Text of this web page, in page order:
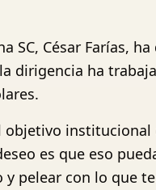
SC, César Farías,
la dirigencia ha
objetivo
es que eso
pelear con lo que